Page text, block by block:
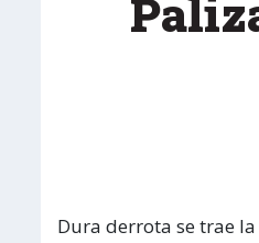
Dura derrota se trae